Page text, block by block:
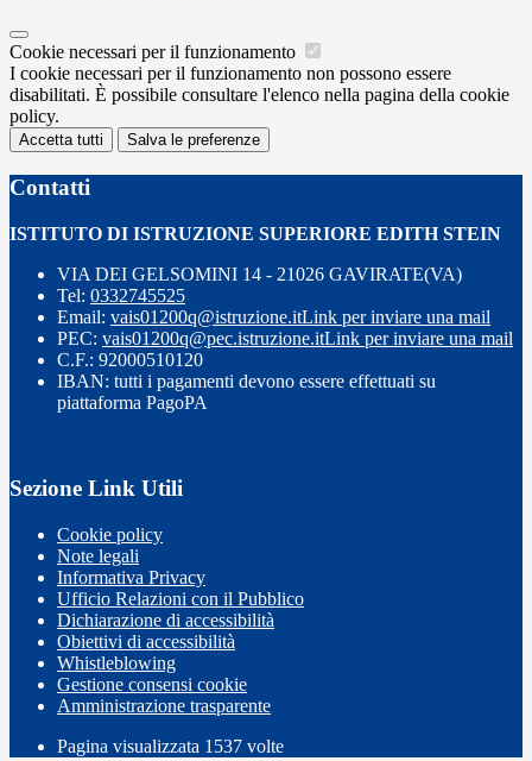
Cookie necessari per il funzionamento
I cookie necessari per il funzionamento non possono essere
disabilitati. È possibile consultare l'elenco nella pagina della cookie
policy.
Accetta tutti Salva le preferenze
Contatti
ISTITUTO DI ISTRUZIONE SUPERIORE EDITH STEIN
VIA DEI GELSOMINI 14 - 21026 GAVIRATE(VA)
Tel: 0332745525
Email: vais01200q@istruzione.itLink per inviare una mail
PEC: vais01200q@pec.istruzione.itLink per inviare una mail
C.F.: 92000510120
IBAN: tutti i pagamenti devono essere effettuati su
piattaforma PagoPA
Sezione Link Utili
Cookie policy
Note legali
Informativa Privacy
Ufficio Relazioni con il Pubblico
Dichiarazione di accessibilità
Obiettivi di accessibilità
Whistleblowing
Gestione consensi cookie
Amministrazione trasparente
Pagina visualizzata 1537 volte